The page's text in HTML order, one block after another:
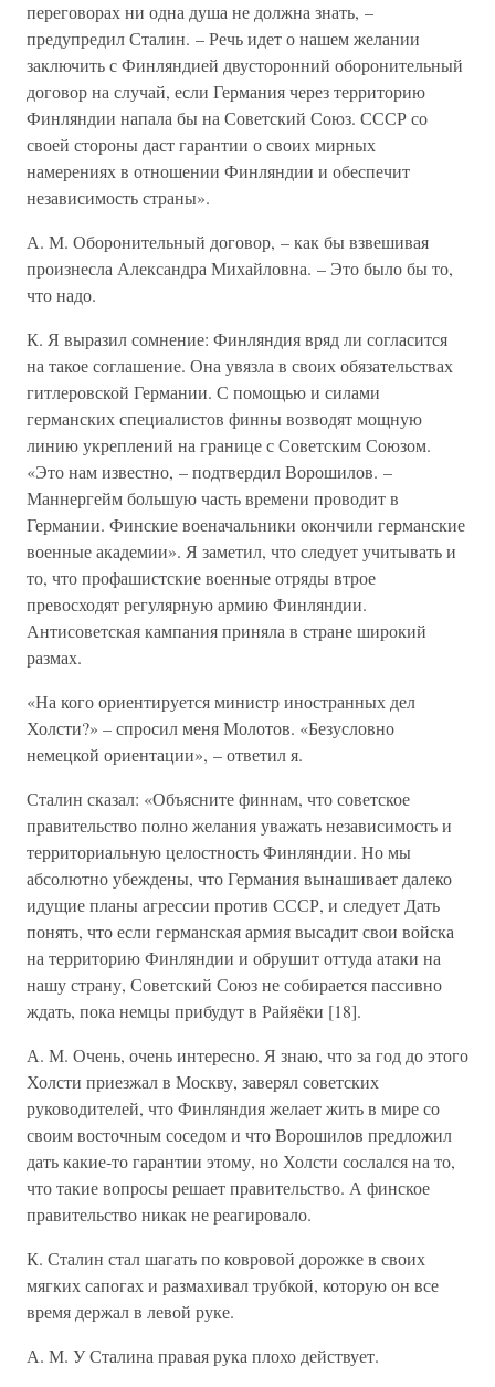
переговорах ни одна душа не должна знать, –
предупредил Сталин. – Речь идет о нашем желании
заключить с Финляндией двусторонний оборонительный
договор на случай, если Германия через территорию
Финляндии напала бы на Советский Союз. СССР со
своей стороны даст гарантии о своих мирных
намерениях в отношении Финляндии и обеспечит
независимость страны».
А. М. Оборонительный договор, – как бы взвешивая
произнесла Александра Михайловна. – Это было бы то,
что надо.
К. Я выразил сомнение: Финляндия вряд ли согласится
на такое соглашение. Она увязла в своих обязательствах
гитлеровской Германии. С помощью и силами
германских специалистов финны возводят мощную
линию укреплений на границе с Советским Союзом.
«Это нам известно, – подтвердил Ворошилов. –
Маннергейм большую часть времени проводит в
Германии. Финские военачальники окончили германские
военные академии». Я заметил, что следует учитывать и
то, что профашистские военные отряды втрое
превосходят регулярную армию Финляндии.
Антисоветская кампания приняла в стране широкий
размах.
«На кого ориентируется министр иностранных дел
Холсти?» – спросил меня Молотов. «Безусловно
немецкой ориентации», – ответил я.
Сталин сказал: «Объясните финнам, что советское
правительство полно желания уважать независимость и
территориальную целостность Финляндии. Но мы
абсолютно убеждены, что Германия вынашивает далеко
идущие планы агрессии против СССР, и следует Дать
понять, что если германская армия высадит свои войска
на территорию Финляндии и обрушит оттуда атаки на
нашу страну, Советский Союз не собирается пассивно
ждать, пока немцы прибудут в Райяёки [18].
А. М. Очень, очень интересно. Я знаю, что за год до этого
Холсти приезжал в Москву, заверял советских
руководителей, что Финляндия желает жить в мире со
своим восточным соседом и что Ворошилов предложил
дать какие-то гарантии этому, но Холсти сослался на то,
что такие вопросы решает правительство. А финское
правительство никак не реагировало.
К. Сталин стал шагать по ковровой дорожке в своих
мягких сапогах и размахивал трубкой, которую он все
время держал в левой руке.
А. М. У Сталина правая рука плохо действует.